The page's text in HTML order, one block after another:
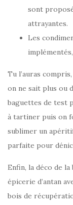
sont
attrayantes.
Les
Tu l’auras
on ne sait plus ou
baguettes de test
à tartiner puis on
sublimer un
parfaite pour
Enfin, la déco de
épicerie d’antan
bois de